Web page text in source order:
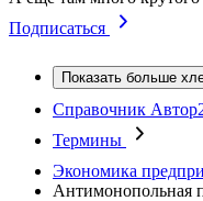
Подписаться
Показать больше
Справочник
Термины
Экономика
Антимонопольная